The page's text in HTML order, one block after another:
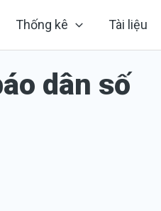
Thống kê Tài liệu
dân số